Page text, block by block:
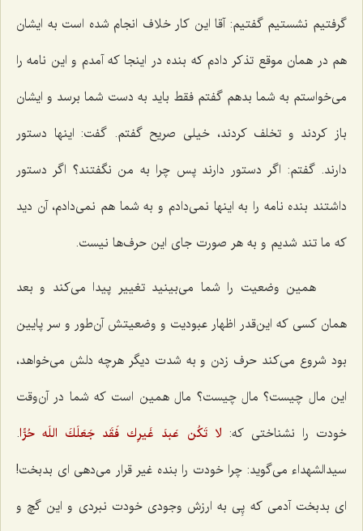
گرفتیم نشستیم گفتیم: آقا این كار خلاف انجام شده است به ایشان
هم در همان موقع تذكر دادم كه بنده در اینجا كه آمدم و این نامه را
می‌خواستم به شما بدهم گفتم فقط باید به دست شما برسد و ایشان
باز كردند و تخلف كردند، خیلی صریح گفتم. گفت: اینها دستور
دارند. گفتم: اگر دستور دارند پس چرا به من نگفتند؟ اگر دستور
داشتند بنده نامه را به اینها نمی‌دادم و به شما هم نمی‌دادم، آن دید
كه ما تند شدیم و به هر صورت جای این حرف‌ها نیست.
همین وضعیت را شما می‌بینید تغییر پیدا می‌كند و بعد
همان كسی كه این‌قدر اظهار عبودیت و وضعیتش آن‌طور و سر پایین
بود شروع می‌كند حرف زدن و به شدت دیگر هرچه دلش می‌خواهد،
این مال چیست؟ مال چیست؟ مال همین است كه شما در آن‌وقت
خودت را نشناختی كه: لا تَكُن عَبدَ غَیرِك فَقَد جَعَلَكَ اللَه حُرًّا.
سیدالشهداء می‌گوید: چرا خودت را بنده غیر قرار می‌دهی ای بدبخت!
ای بدبخت آدمی كه پِی به ارزش وجودی خودت نبردی و این گچ و